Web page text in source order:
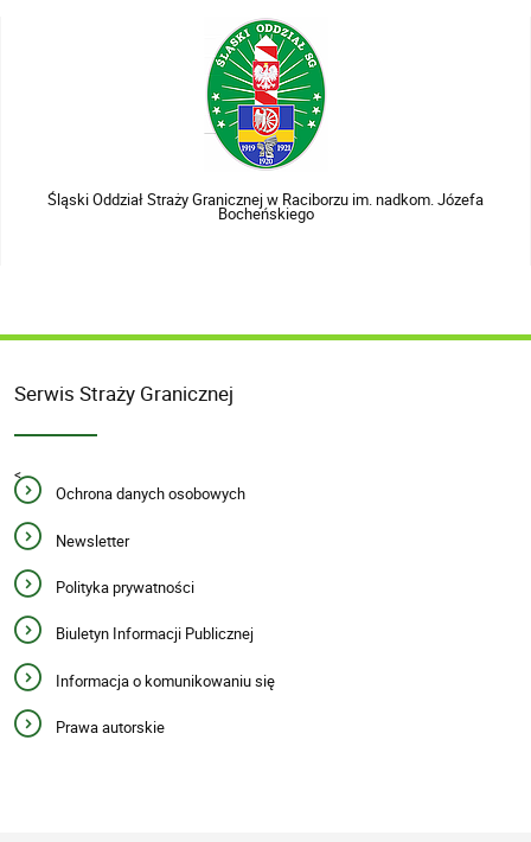
Śląski Oddział Straży Granicznej w Raciborzu im. nadkom. Józefa
Bocheńskiego
Serwis Straży Granicznej
<
Ochrona danych osobowych
Newsletter
Polityka prywatności
Biuletyn Informacji Publicznej
Informacja o komunikowaniu się
Prawa autorskie